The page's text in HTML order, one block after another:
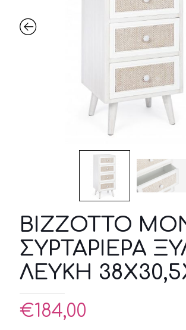
BIZZOTTO
ΣΥΡΤΑΡΙΕΡΑ
ΛΕΥΚΗ
€184,00